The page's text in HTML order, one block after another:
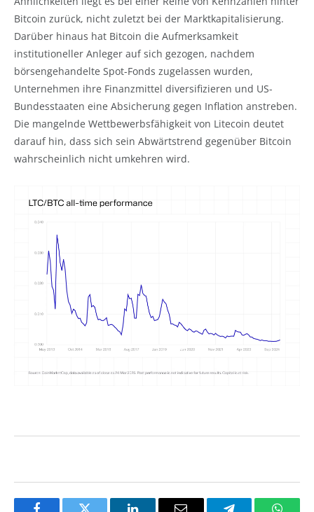
Bitcoin zurück, nicht zuletzt bei der Marktkapitalisierung.
Darüber hinaus hat Bitcoin die Aufmerksamkeit
institutioneller Anleger auf sich gezogen, nachdem
börsengehandelte Spot-Fonds zugelassen wurden,
Unternehmen ihre Finanzmittel diversifizieren und US-
Bundesstaaten eine Absicherung gegen Inflation anstreben.
Die mangelnde Wettbewerbsfähigkeit von Litecoin deutet
darauf hin, dass sich sein Abwärtstrend gegenüber Bitcoin
wahrscheinlich nicht umkehren wird.